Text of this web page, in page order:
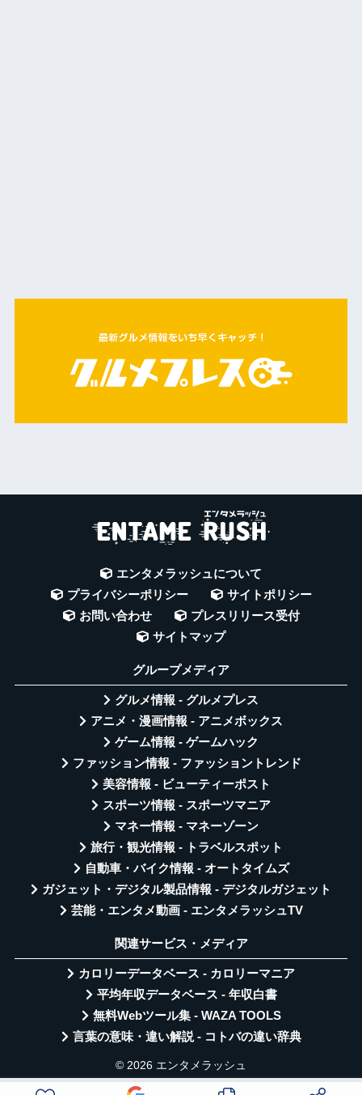
エンタメラッシュについて
プライバシーポリシー
サイトポリシー
お問い合わせ
プレスリリース受付
サイトマップ
グループメディア
グルメ情報 - グルメプレス
アニメ・漫画情報 - アニメボックス
ゲーム情報 - ゲームハック
ファッション情報 - ファッショントレンド
美容情報 - ビューティーポスト
スポーツ情報 - スポーツマニア
マネー情報 - マネーゾーン
旅行・観光情報 - トラベルスポット
自動車・バイク情報 - オートタイムズ
ガジェット・デジタル製品情報 - デジタルガジェット
芸能・エンタメ動画 - エンタメラッシュTV
関連サービス・メディア
カロリーデータベース - カロリーマニア
平均年収データベース - 年収白書
無料Webツール集 - WAZA TOOLS
言葉の意味・違い解説 - コトバの違い辞典
© 2026 エンタメラッシュ